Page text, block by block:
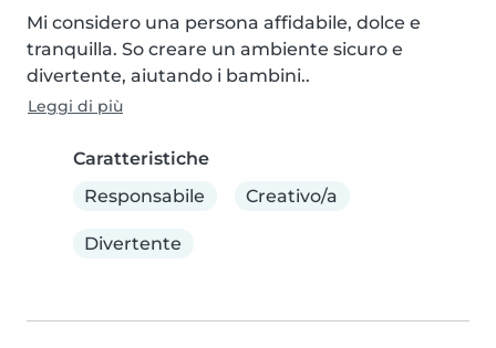
Mi considero una persona affidabile, dolce e
tranquilla. So creare un ambiente sicuro e
divertente, aiutando i bambini..
Leggi di più
Caratteristiche
Responsabile
Creativo/a
Divertente